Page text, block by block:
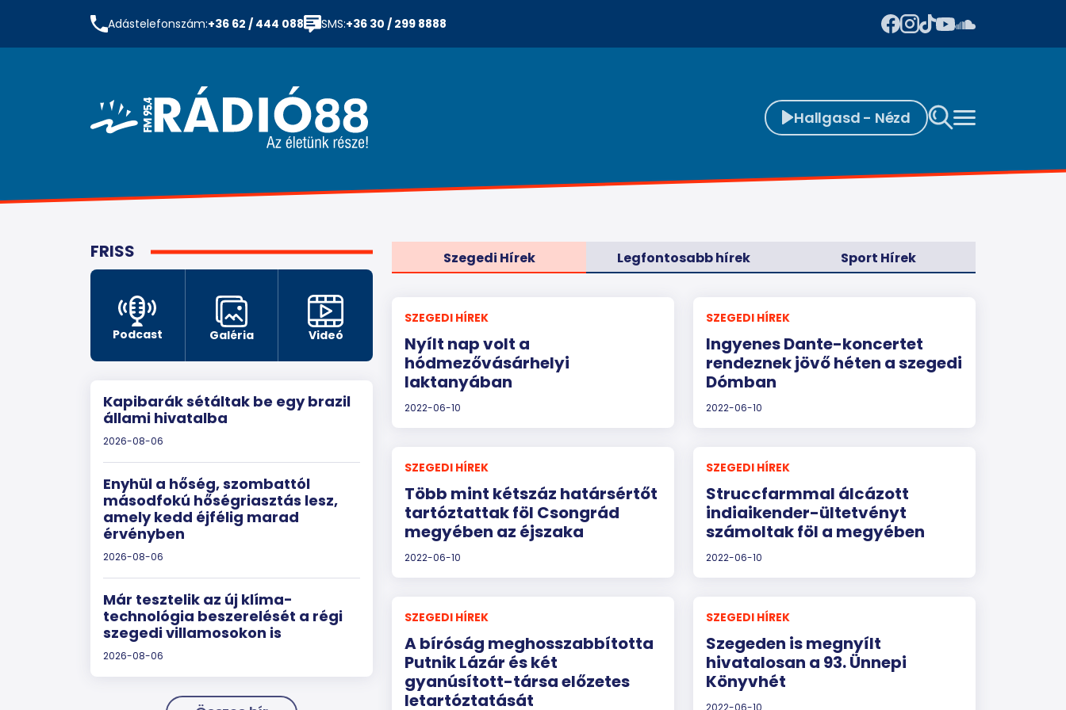
Adástelefonszám:+36 62 / 444 088 SMS:+36 30 / 299 8888
Hallgasd - Nézd
FRISS
Podcast Galéria Videó
Kapibarák sétáltak be egy brazil
állami hivatalba
2026-08-06
Enyhül a hőség, szombattól
másodfokú hőségriasztás lesz,
amely kedd éjfélig marad
érvényben
2026-08-06
Már tesztelik az új klíma-
technológia beszerelését a régi
szegedi villamosokon is
2026-08-06
Szegedi Hírek Legfontosabb hírek Sport Hírek
SZEGEDI HÍREK
Nyílt nap volt a
hódmezővásárhelyi
laktanyában
2022-06-10
SZEGEDI HÍREK
Ingyenes Dante-koncertet
rendeznek jövő héten a szegedi
Dómban
2022-06-10
SZEGEDI HÍREK
Több mint kétszáz határsértőt
tartóztattak föl Csongrád
megyében az éjszaka
2022-06-10
SZEGEDI HÍREK
Struccfarmmal álcázott
indiaikender-ültetvényt
számoltak föl a megyében
2022-06-10
SZEGEDI HÍREK
A bíróság meghosszabbította
Putnik Lázár és két
gyanúsított-társa előzetes
letartóztatását
SZEGEDI HÍREK
Szegeden is megnyílt
hivatalosan a 93. Ünnepi
Könyvhét
2022-06-10